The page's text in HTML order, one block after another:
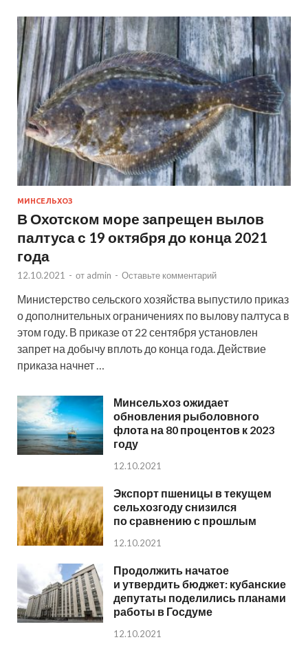
МИНСЕЛЬХОЗ
В Охотском море запрещен вылов
палтуса с 19 октября до конца 2021
года
12.10.2021 - от admin - Оставьте комментарий
Министерство сельского хозяйства выпустило приказ
о дополнительных ограничениях по вылову палтуса в
этом году. В приказе от 22 сентября установлен
запрет на добычу вплоть до конца года. Действие
приказа начнет …
Минсельхоз ожидает
обновления рыболовного
флота на 80 процентов к 2023
году
12.10.2021
Экспорт пшеницы в текущем
сельхозгоду снизился
по сравнению с прошлым
12.10.2021
Продолжить начатое
и утвердить бюджет: кубанские
депутаты поделились планами
работы в Госдуме
12.10.2021